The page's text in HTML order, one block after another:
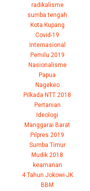
radikalisme
sumba tengah
Kota Kupang
Covid-19
Internasional
Pemilu 2019
Nasionalisme
Papua
Nagekeo
Pilkada NTT 2018
Pertanian
Ideologi
Manggarai Barat
Pilpres 2019
Sumba Timur
Mudik 2018
keamanan
4 Tahun Jokowi-JK
BBM